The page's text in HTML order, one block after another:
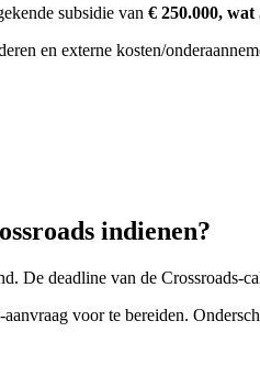
subsidie van € 250.000,
en externe kosten/
indienen?
De deadline van de Crossroads-
voor te bereiden.